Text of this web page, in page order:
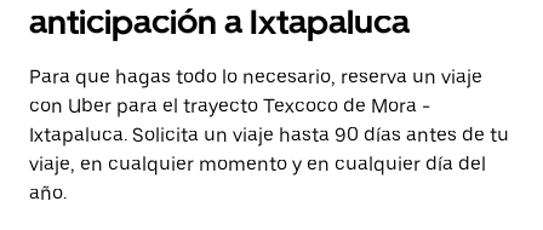
y
selecciona
una
fecha.
Presiona
la
tecla Esc
para
cerrar
anticipación a Ixtapaluca
Para que hagas todo lo necesario, reserva un viaje
con Uber para el trayecto Texcoco de Mora -
Ixtapaluca. Solicita un viaje hasta 90 días antes de tu
viaje, en cualquier momento y en cualquier día del
año.